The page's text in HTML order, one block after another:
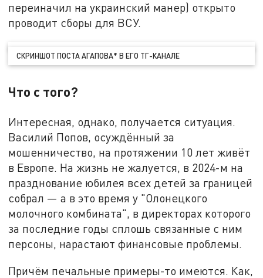
переиначил на украинский манер) открыто
проводит сборы для ВСУ.
СКРИНШОТ ПОСТА АГАПОВА* В ЕГО ТГ-КАНАЛЕ
Что с того?
Интересная, однако, получается ситуация.
Василий Попов, осуждённый за
мошенничество, на протяжении 10 лет живёт
в Европе. На жизнь не жалуется, в 2024-м на
празднование юбилея всех детей за границей
собрал — а в это время у "Олонецкого
молочного комбината", в директорах которого
за последние годы сплошь связанные с ним
персоны, нарастают финансовые проблемы.
Причём печальные примеры-то имеются. Как,